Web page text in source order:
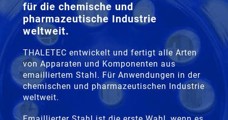
für die chemische und
pharmazeutische Industrie
weltweit.
THALETEC entwickelt und fertigt alle Arten
von Apparaten und Komponenten aus
emailliertem Stahl. Für Anwendungen in der
chemischen und pharmazeutischen Industrie
weltweit.